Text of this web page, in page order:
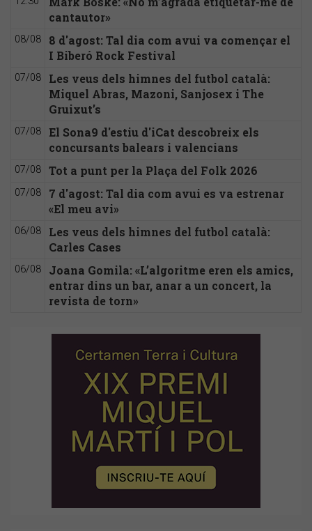
cantautor»
08/08
8 d'agost: Tal dia com avui va començar el
I Biberó Rock Festival
07/08
Les veus dels himnes del futbol català:
Miquel Abras, Mazoni, Sanjosex i The
Gruixut’s
07/08
El Sona9 d'estiu d'iCat descobreix els
concursants balears i valencians
07/08 Tot a punt per la Plaça del Folk 2026
07/08
7 d'agost: Tal dia com avui es va estrenar
«El meu avi»
06/08
Les veus dels himnes del futbol català:
Carles Cases
06/08
Joana Gomila: «L’algoritme eren els amics,
entrar dins un bar, anar a un concert, la
revista de torn»